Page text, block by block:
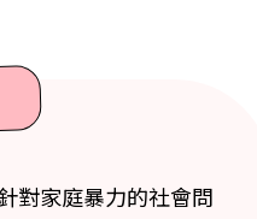
對家庭暴力的社會問